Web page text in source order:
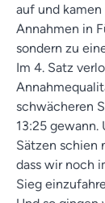
auf und
Annahmen in
sondern zu
Im 4. Satz
schwächeren
13:25 gewann.
Sätzen schien
dass wir noch
Sieg